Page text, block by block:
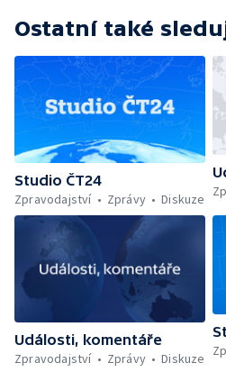
Ostatní také
Studio ČT24
Zpravodajství
Zprávy Diskuze
Události, komentáře
Zpravodajství
Zprávy Diskuze